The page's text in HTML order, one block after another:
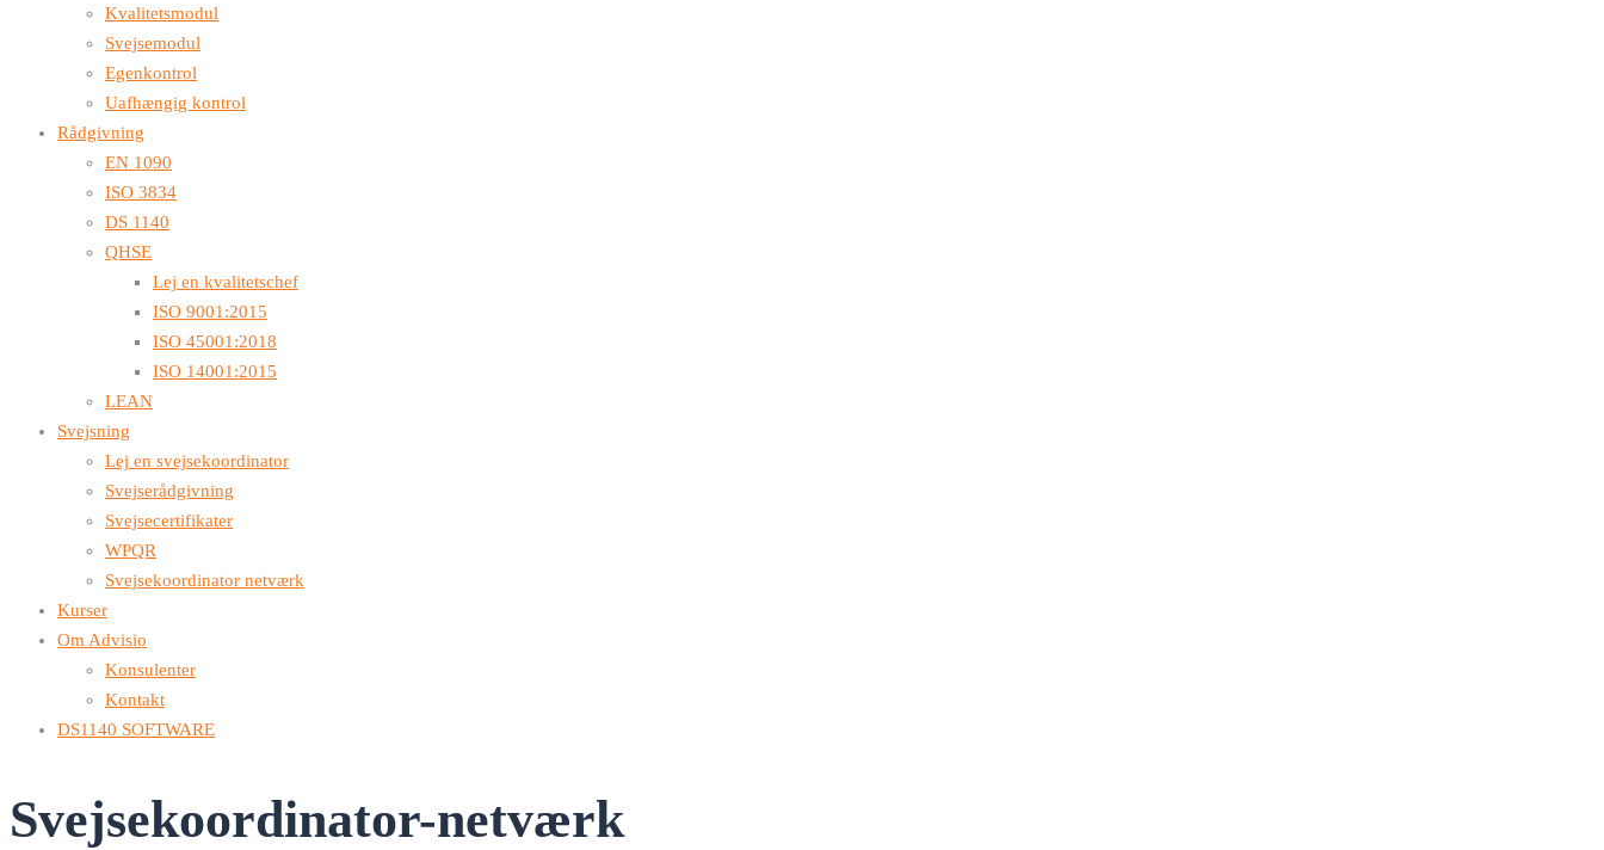
Kvalitetsmodul
Svejsemodul
Egenkontrol
Uafhængig kontrol
Rådgivning
EN 1090
ISO 3834
DS 1140
QHSE
Lej en kvalitetschef
ISO 9001:2015
ISO 45001:2018
ISO 14001:2015
LEAN
Svejsning
Lej en svejsekoordinator
Svejserådgivning
Svejsecertifikater
WPQR
Svejsekoordinator netværk
Kurser
Om Advisio
Konsulenter
Kontakt
DS1140 SOFTWARE
Svejsekoordinator-netværk